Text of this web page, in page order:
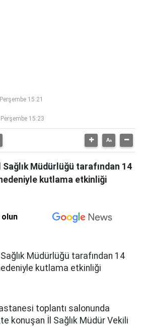
15:21
15:23
Müdürlüğü tarafından 14
kutlama etkinliği
olun
Müdürlüğü tarafından 14
kutlama etkinliği
toplantı salonunda
konuşan İl Sağlık Müdür Vekili